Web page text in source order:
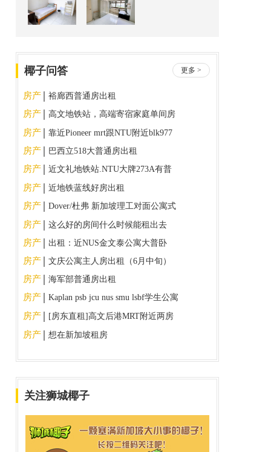
科廷 Curtin - 188直达 南大 NTU - 5站地铁 SIM - 52
直达 可小煮，家电都可用， 洗衣机空调无限制，保
椰子问答 更多 >
房产 裕廊西普通房出租
房产
高文地铁站，高端寄宿家庭单间房
招租，只限女生一位
房产 靠近Pioneer mrt跟NTU附近blk977
房产 巴西立518大普通房出租
房产
近文礼地铁站.NTU大牌273A有普
通房出租，
房产 近地铁蓝线好房出租
房产
Dover/杜弗 新加坡理工对面公寓式
组屋大普通房出租
房产 这么好的房间什么时候能租出去
房产 出租：近NUS金文泰公寓大普卧
房产 文庆公寓主人房出租（6月中旬）
房产 海军部普通房出租
房产
Kaplan psb jcu nus smu lsbf学生公寓
直租
房产
[房东直租]高文后港MRT附近两房
两卫公寓出租，刚交房全新。
房产 想在新加坡租房
关注狮城椰子